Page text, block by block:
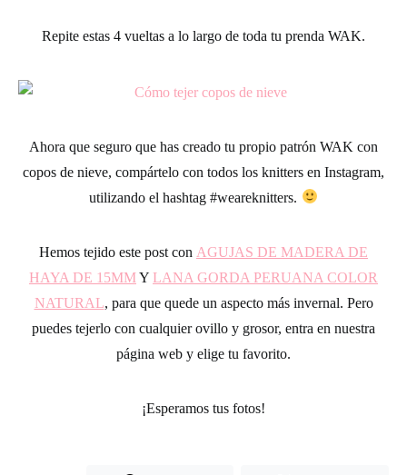
Repite estas 4 vueltas a lo largo de toda tu prenda WAK.
Ahora que seguro que has creado tu propio patrón WAK con
copos de nieve, compártelo con todos los knitters en Instagram,
utilizando el hashtag #weareknitters.
Hemos tejido este post con AGUJAS DE MADERA DE
HAYA DE 15MMY LANA GORDA PERUANA COLOR
NATURAL, para que quede un aspecto más invernal. Pero
puedes tejerlo con cualquier ovillo y grosor, entra en nuestra
página web y elige tu favorito.
¡Esperamos tus fotos!